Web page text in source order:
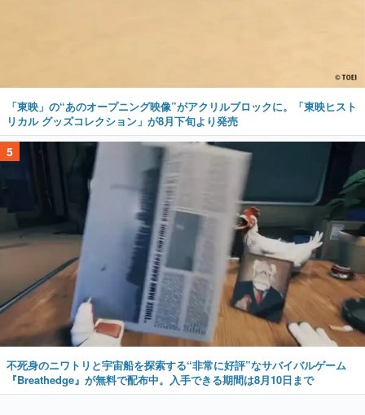
「東映」の“あのオープニング映像”がアクリルブロックに。「東映ヒスト
リカル グッズコレクション」が8月下旬より発売
5
不死身のニワトリと宇宙船を探索する“非常に好評”なサバイバルゲーム
『Breathedge』が無料で配布中。入手できる期間は8月10日まで